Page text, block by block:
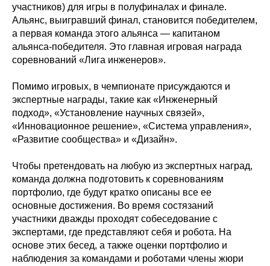
участников) для игры в полуфиналах и финале.
Альянс, выигравший финал, становится победителем,
а первая команда этого альянса — капитаном
альянса-победителя. Это главная игровая награда
соревнований «Лига инженеров».
Помимо игровых, в чемпионате присуждаются и
экспертные награды, такие как «Инженерный
подход», «Установление научных связей»,
«Инновационное решение», «Система управления»,
«Развитие сообщества» и «Дизайн».
Чтобы претендовать на любую из экспертных наград,
команда должна подготовить к соревнованиям
портфолио, где будут кратко описаны все ее
основные достижения. Во время состязаний
участники дважды проходят собеседование с
экспертами, где представляют себя и робота. На
основе этих бесед, а также оценки портфолио и
наблюдения за командами и роботами члены жюри